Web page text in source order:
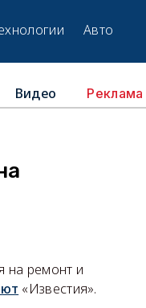
Авто
Видео Реклама
на ремонт и
«Известия».